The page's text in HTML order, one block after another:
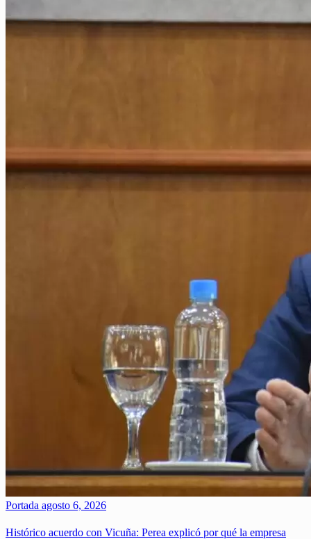
Portada agosto 6, 2026
Histórico acuerdo con Vicuña: Perea explicó por qué la empresa